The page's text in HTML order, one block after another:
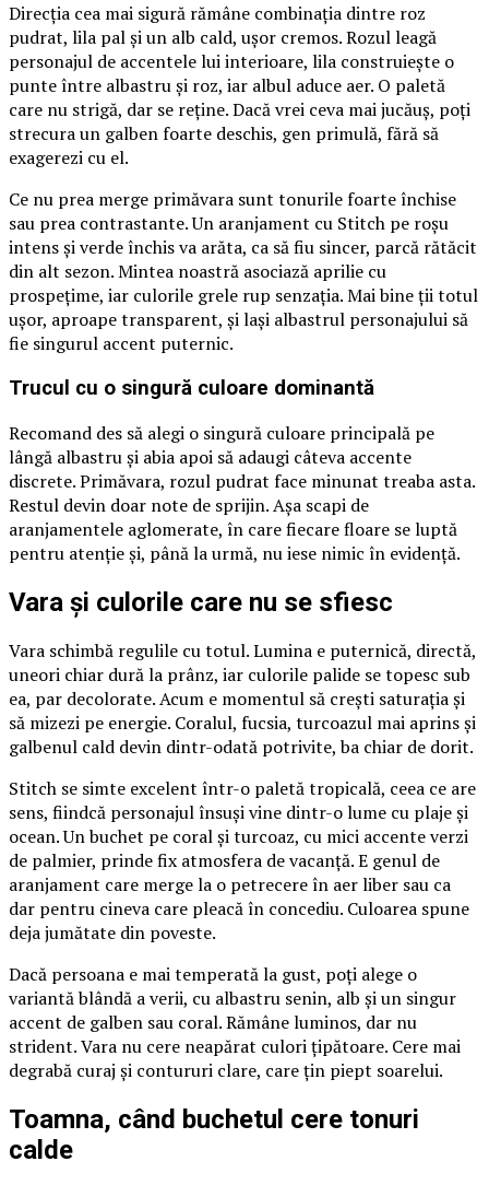
Direcția cea mai sigură rămâne combinația dintre roz
pudrat, lila pal și un alb cald, ușor cremos. Rozul leagă
personajul de accentele lui interioare, lila construiește o
punte între albastru și roz, iar albul aduce aer. O paletă
care nu strigă, dar se reține. Dacă vrei ceva mai jucăuș, poți
strecura un galben foarte deschis, gen primulă, fără să
exagerezi cu el.
Ce nu prea merge primăvara sunt tonurile foarte închise
sau prea contrastante. Un aranjament cu Stitch pe roșu
intens și verde închis va arăta, ca să fiu sincer, parcă rătăcit
din alt sezon. Mintea noastră asociază aprilie cu
prospețime, iar culorile grele rup senzația. Mai bine ții totul
ușor, aproape transparent, și lași albastrul personajului să
fie singurul accent puternic.
Trucul cu o singură culoare dominantă
Recomand des să alegi o singură culoare principală pe
lângă albastru și abia apoi să adaugi câteva accente
discrete. Primăvara, rozul pudrat face minunat treaba asta.
Restul devin doar note de sprijin. Așa scapi de
aranjamentele aglomerate, în care fiecare floare se luptă
pentru atenție și, până la urmă, nu iese nimic în evidență.
Vara și culorile care nu se sfiesc
Vara schimbă regulile cu totul. Lumina e puternică, directă,
uneori chiar dură la prânz, iar culorile palide se topesc sub
ea, par decolorate. Acum e momentul să crești saturația și
să mizezi pe energie. Coralul, fucsia, turcoazul mai aprins și
galbenul cald devin dintr-odată potrivite, ba chiar de dorit.
Stitch se simte excelent într-o paletă tropicală, ceea ce are
sens, fiindcă personajul însuși vine dintr-o lume cu plaje și
ocean. Un buchet pe coral și turcoaz, cu mici accente verzi
de palmier, prinde fix atmosfera de vacanță. E genul de
aranjament care merge la o petrecere în aer liber sau ca
dar pentru cineva care pleacă în concediu. Culoarea spune
deja jumătate din poveste.
Dacă persoana e mai temperată la gust, poți alege o
variantă blândă a verii, cu albastru senin, alb și un singur
accent de galben sau coral. Rămâne luminos, dar nu
strident. Vara nu cere neapărat culori țipătoare. Cere mai
degrabă curaj și contururi clare, care țin piept soarelui.
Toamna, când buchetul cere tonuri
calde